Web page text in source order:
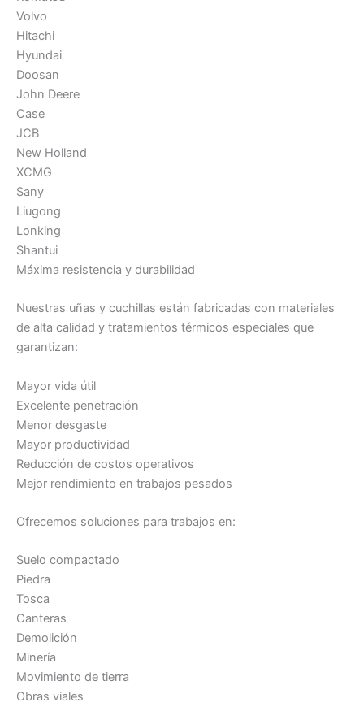
Volvo
Hitachi
Hyundai
Doosan
John Deere
Case
JCB
New Holland
XCMG
Sany
Liugong
Lonking
Shantui
Máxima resistencia y durabilidad
Nuestras uñas y cuchillas están fabricadas con materiales
de alta calidad y tratamientos térmicos especiales que
garantizan:
Mayor vida útil
Excelente penetración
Menor desgaste
Mayor productividad
Reducción de costos operativos
Mejor rendimiento en trabajos pesados
Ofrecemos soluciones para trabajos en:
Suelo compactado
Piedra
Tosca
Canteras
Demolición
Minería
Movimiento de tierra
Obras viales